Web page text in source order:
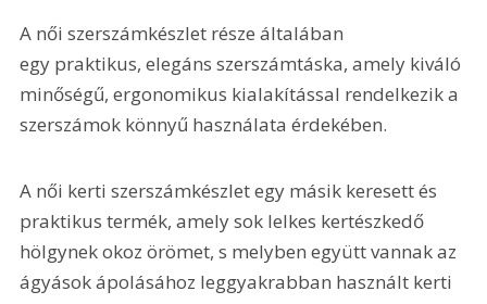
A női szerszámkészlet része általában
egy praktikus, elegáns szerszámtáska, amely kiváló
minőségű, ergonomikus kialakítással rendelkezik a
szerszámok könnyű használata érdekében.
A női kerti szerszámkészlet egy másik keresett és
praktikus termék, amely sok lelkes kertészkedő
hölgynek okoz örömet, s melyben együtt vannak az
ágyások ápolásához leggyakrabban használt kerti